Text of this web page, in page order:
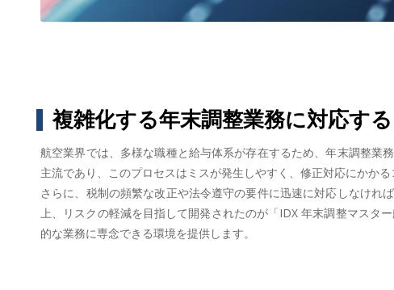
複雑化する年末調整業務に対応す
航空業界では、多様な職種と給与体系が存在するため、年末調整業
主流であり、このプロセスはミスが発生しやすく、修正対応にかかる
さらに、税制の頻繁な改正や法令遵守の要件に迅速に対応しなけ
上、リスクの軽減を目指して開発されたのが「IDX 年末調整マスタ
的な業務に専念できる環境を提供します。